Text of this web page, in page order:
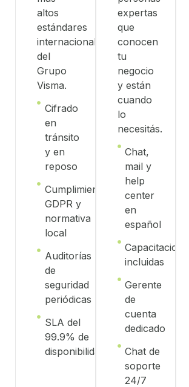
altos
estándares
internacionales
del
Grupo
Visma.
Cifrado
en
tránsito
y en
reposo
Cumplimiento
GDPR y
normativa
local
Auditorías
de
seguridad
periódicas
SLA del
99.9% de
disponibilidad
expertas
que
conocen
tu
negocio
y están
cuando
lo
necesitás.
Chat,
mail y
help
center
en
español
Capacitaciones
incluidas
Gerente
de
cuenta
dedicado
Chat de
soporte
24/7